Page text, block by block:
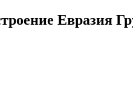
Евразия